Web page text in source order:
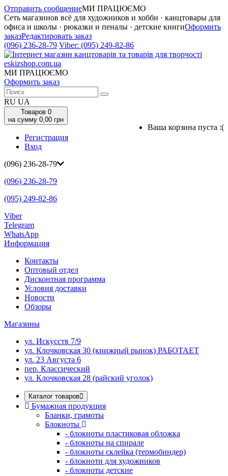
Отправить сообщениеМИ ПРАЦЮЄМО
Сеть магазинов всё для художников и хобби · канцтовары для
офиса и школы · рюказки и пеналы · детские книгиОформить
заказРедактировать заказ
(096) 236-28-79 Viber: (095) 249-82-86
МИ ПРАЦЮЄМО
Оформить заказ
RU UA
Товаров 0
на сумму 0,00 грн
Ваша корзина пуста :(
Регистрация
Вход
(096) 236-28-79
(096) 236-28-79
(095) 249-82-86
Viber
Telegram
WhatsApp
Информация
Контакты
Оптовый отдел
Дисконтная программа
Условия доставки
Новости
Обзоры
Магазины
ул. Искусств 7/9
ул. Клочковская 30 (книжный рынок) РАБОТАЕТ
ул. 23 Августа 6
пер. Классический
ул. Клочковская 28 (райский уголок)
Каталог товаров
Бумажная продукция
Бланки, грамоты
Блокноты
- блокноты пластиковая обложка
- блокноты на спирале
- блокноты склейка (термобиндер)
- блокноти для художников
- блокноты детские